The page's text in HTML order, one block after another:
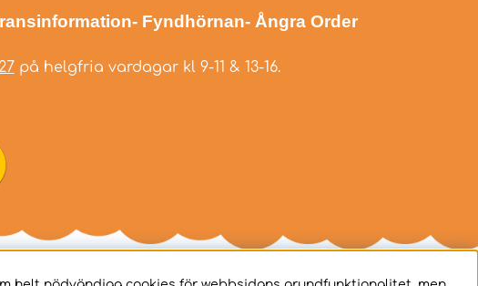
- Fyndhörnan- Ångra Order
på helgfria vardagar kl 9-11 & 13-16.